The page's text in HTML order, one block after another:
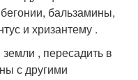
бальзамины,
и хризантему .
, пересадить в
с другими